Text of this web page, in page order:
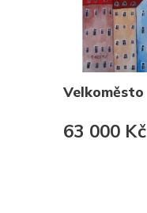
Velkoměsto
63 000 Kč